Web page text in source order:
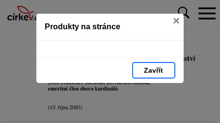
Produkty na stránce ×
Zavřít